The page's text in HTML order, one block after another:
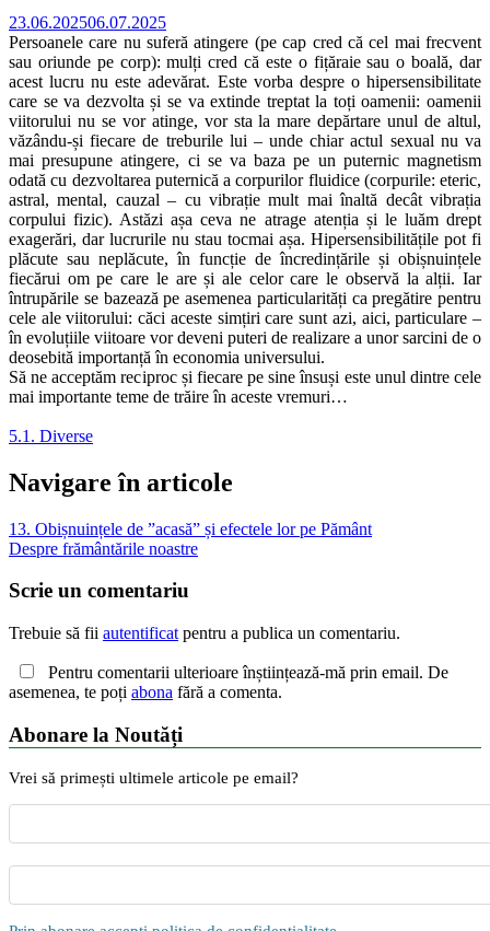
23.06.202506.07.2025
Persoanele care nu suferă atingere (pe cap cred că cel mai frecvent
sau oriunde pe corp): mulți cred că este o fițăraie sau o boală, dar
acest lucru nu este adevărat. Este vorba despre o hipersensibilitate
care se va dezvolta și se va extinde treptat la toți oamenii: oamenii
viitorului nu se vor atinge, vor sta la mare depărtare unul de altul,
văzându-și fiecare de treburile lui – unde chiar actul sexual nu va
mai presupune atingere, ci se va baza pe un puternic magnetism
odată cu dezvoltarea puternică a corpurilor fluidice (corpurile: eteric,
astral, mental, cauzal – cu vibrație mult mai înaltă decât vibrația
corpului fizic). Astăzi așa ceva ne atrage atenția și le luăm drept
exagerări, dar lucrurile nu stau tocmai așa. Hipersensibilitățile pot fi
plăcute sau neplăcute, în funcție de încredințările și obișnuințele
fiecărui om pe care le are și ale celor care le observă la alții. Iar
întrupările se bazează pe asemenea particularități ca pregătire pentru
cele ale viitorului: căci aceste simțiri care sunt azi, aici, particulare –
în evoluțiile viitoare vor deveni puteri de realizare a unor sarcini de o
deosebită importanță în economia universului.
Să ne acceptăm reciproc și fiecare pe sine însuși este unul dintre cele
mai importante teme de trăire în aceste vremuri…
5.1. Diverse
Navigare în articole
13. Obișnuințele de ”acasă” și efectele lor pe Pământ
Despre frământările noastre
Scrie un comentariu
Trebuie să fii autentificat pentru a publica un comentariu.
Pentru comentarii ulterioare înștiințează-mă prin email. De
asemenea, te poți abona fără a comenta.
Abonare la Noutăți
Vrei să primești ultimele articole pe email?